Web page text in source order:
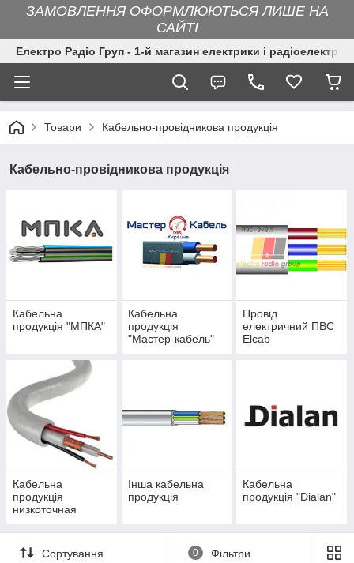
ЗАМОВЛЕННЯ ОФОРМЛЮЮТЬСЯ ЛИШЕ НА
САЙТІ
Електро Радіо Груп - 1-й магазин електрики і
Товари Кабельно-провідникова продукція
Кабельно-провідникова продукція
Кабельна
продукція "МПКА"
Кабельна
продукція
"Мастер-кабель"
Провід
електричний ПВС
Elcab
Кабельна
продукція
низкоточная
Інша кабельна
продукція
Кабельна
продукція "Dialan"
Сортування 0 Фільтри